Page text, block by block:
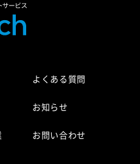
よくある質問
お知らせ
お問い合わせ